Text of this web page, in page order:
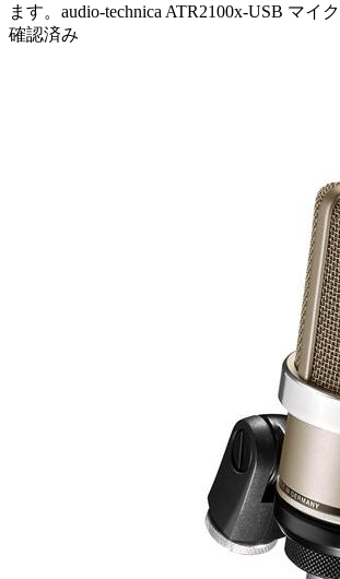
ます。audio-technica ATR2100x-USB マイ
確認済み